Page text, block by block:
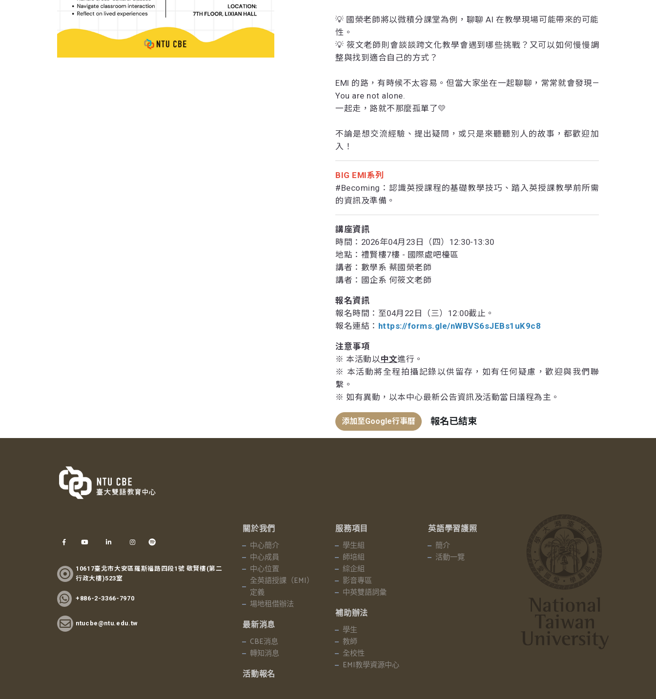
💡 國榮老師將以微積分課堂為例，聊聊 AI 在教學現場可能帶來的可能
性。
💡 筱文老師則會談談跨文化教學會遇到哪些挑戰？又可以如何慢慢調
整與找到適合自己的方式？
EMI 的路，有時候不太容易。但當大家坐在一起聊聊，常常就會發現—
You are not alone.
一起走，路就不那麼孤單了💛
不論是想交流經驗、提出疑問，或只是來聽聽別人的故事，都歡迎加
入！
BIG EMI系列
#Becoming：認識英授課程的基礎教學技巧、踏入英授課教學前所需
的資訊及準備。
講座資訊
時間：2026年04月23日（四）12:30-13:30
地點：禮賢樓7樓 - 國際處吧檯區
講者：數學系 蔡國榮老師
講者：國企系 何筱文老師
報名資訊
報名時間：至04月22日（三）12:00截止。
報名連結： https://forms.gle/nWBVS6sJEBs1uK9c8
注意事項
※ 本活動以中文進行。
※ 本活動將全程拍攝記錄以供留存，如有任何疑慮，歡迎與我們聯
繫。
※ 如有異動，以本中心最新公告資訊及活動當日議程為主。
添加至Google行事曆 報名已結束
10617臺北市大安區羅斯福路四段1號 敬賢樓(第二
行政大樓)523室
+886-2-3366-7970
ntucbe@ntu.edu.tw
關於我們
中心簡介
中心成員
中心位置
全英語授課（EMI）
定義
場地租借辦法
最新消息
CBE消息
轉知消息
活動報名
服務項目
學生組
師培組
綜企組
影音專區
中英雙語詞彙
補助辦法
學生
教師
全校性
EMI教學資源中心
英語學習護照
簡介
活動一覽